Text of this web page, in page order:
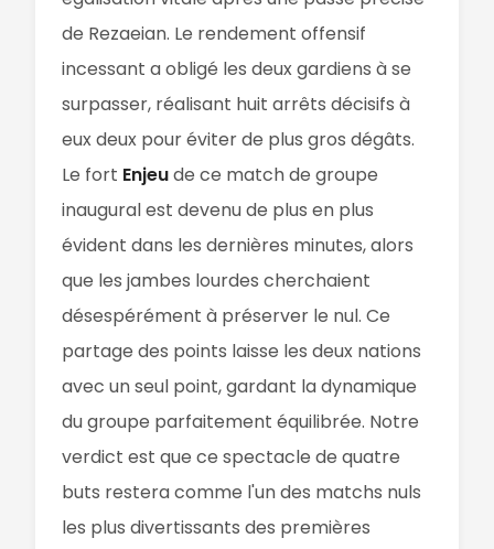
de Rezaeian. Le rendement offensif
incessant a obligé les deux gardiens à se
surpasser, réalisant huit arrêts décisifs à
eux deux pour éviter de plus gros dégâts.
Le fort Enjeude ce match de groupe
inaugural est devenu de plus en plus
évident dans les dernières minutes, alors
que les jambes lourdes cherchaient
désespérément à préserver le nul. Ce
partage des points laisse les deux nations
avec un seul point, gardant la dynamique
du groupe parfaitement équilibrée. Notre
verdict est que ce spectacle de quatre
buts restera comme l'un des matchs nuls
les plus divertissants des premières